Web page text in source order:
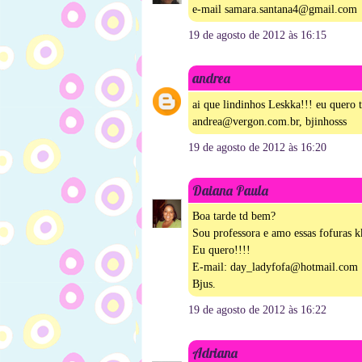
e-mail samara.santana4@gmail.com
19 de agosto de 2012 às 16:15
andrea
ai que lindinhos Leskka!!! eu quero
andrea@vergon.com.br, bjinhosss
19 de agosto de 2012 às 16:20
Daiana Paula
Boa tarde td bem?
Sou professora e amo essas fofuras
Eu quero!!!!
E-mail: day_ladyfofa@hotmail.com
Bjus.
19 de agosto de 2012 às 16:22
Adriana